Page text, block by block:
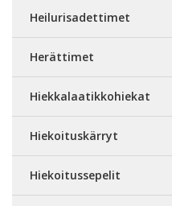
Heilurisadettimet
Herättimet
Hiekkalaatikkohiekat
Hiekoituskärryt
Hiekoitussepelit